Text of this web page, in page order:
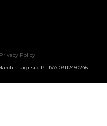
Privacy Policy
Luigi snc P . IVA 03112450246